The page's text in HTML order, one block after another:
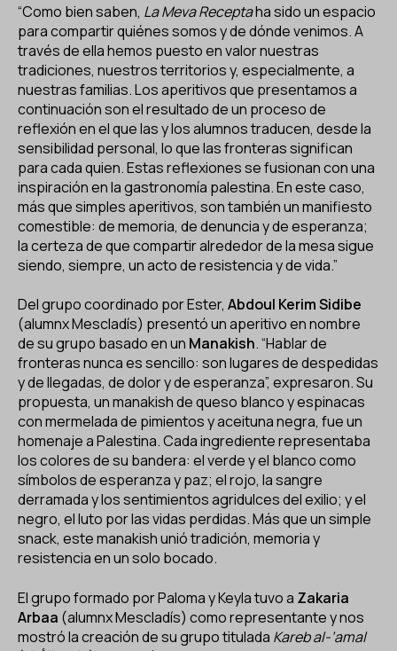
“Como bien saben, La Meva Receptaha sido un espacio
para compartir quiénes somos y de dónde venimos. A
través de ella hemos puesto en valor nuestras
tradiciones, nuestros territorios y, especialmente, a
nuestras familias. Los aperitivos que presentamos a
continuación son el resultado de un proceso de
reflexión en el que las y los alumnos traducen, desde la
sensibilidad personal, lo que las fronteras significan
para cada quien. Estas reflexiones se fusionan con una
inspiración en la gastronomía palestina. En este caso,
más que simples aperitivos, son también un manifiesto
comestible: de memoria, de denuncia y de esperanza;
la certeza de que compartir alrededor de la mesa sigue
siendo, siempre, un acto de resistencia y de vida.”
Del grupo coordinado por Ester, Abdoul Kerim Sidibe
(alumnx Mescladís) presentó un aperitivo en nombre
de su grupo basado en un Manakish. “Hablar de
fronteras nunca es sencillo: son lugares de despedidas
y de llegadas, de dolor y de esperanza”, expresaron. Su
propuesta, un manakish de queso blanco y espinacas
con mermelada de pimientos y aceituna negra, fue un
homenaje a Palestina. Cada ingrediente representaba
los colores de su bandera: el verde y el blanco como
símbolos de esperanza y paz; el rojo, la sangre
derramada y los sentimientos agridulces del exilio; y el
negro, el luto por las vidas perdidas. Más que un simple
snack, este manakish unió tradición, memoria y
resistencia en un solo bocado.
El grupo formado por Paloma y Keyla tuvo a Zakaria
Arbaa (alumnx Mescladís) como representante y nos
mostró la creación de su grupo titulada Kareb al-’amal